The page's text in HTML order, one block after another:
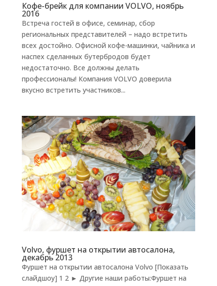
Кофе-брейк для компании VOLVO, ноябрь
2016
Встреча гостей в офисе, семинар, сбор
региональных представителей – надо встретить
всех достойно. Офисной кофе-машинки, чайника и
наспех сделанных бутербродов будет
недостаточно. Все должны делать
профессионалы! Компания VOLVO доверила
вкусно встретить участников...
Volvo, фуршет на открытии автосалона,
декабрь 2013
Фуршет на открытии автосалона Volvo [Показать
слайдшоу] 1 2 ► Другие наши работы:Фуршет на